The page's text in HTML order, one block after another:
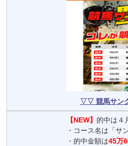
▽▽ 競馬サン
【NEW】 的中は４
・コース名は「サ
・的中金額は45万